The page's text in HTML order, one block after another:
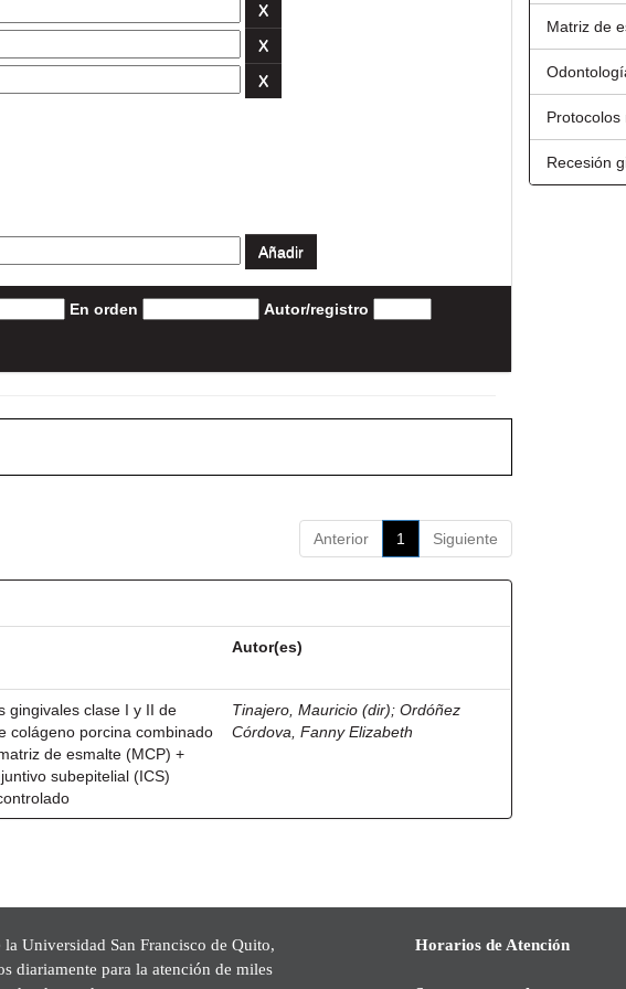
En orden Autor/registro
Anterior 1 Siguiente
Autor(es)
gingivales clase I y II de
colágeno porcina combinado
de esmalte (MCP) +
subepitelial (ICS)
Tinajero, Mauricio (dir);Ordóñez
Córdova, Fanny Elizabeth
Matriz de
Protocolos
Recesión
Universidad San Francisco de Quito,
diariamente para la atención de miles
Horarios de Atención